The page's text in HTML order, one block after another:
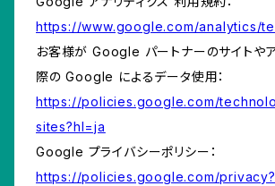
https://www.google.com/analytics/
お客様が Google パートナーのサイトや
際の Google によるデータ使用：
https://policies.google.com/
sites?hl=ja
Google プライバシーポリシー：
https://policies.google.com/